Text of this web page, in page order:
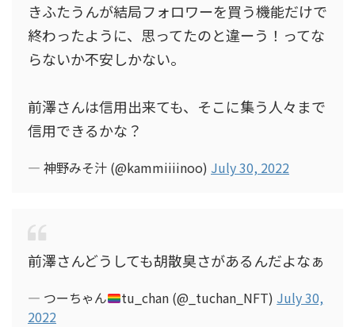
きふたうんが結局フォロワーを買う機能だけで
終わったように、思ってたのと違ーう！ってな
らないか不安しかない。
前澤さんは信用出来ても、そこに集う人々まで
信用できるかな？
— 神野みそ汁 (@kammiiiinoo) July 30, 2022
前澤さんどうしても胡散臭さがあるんだよなぁ
— つーちゃん tu_chan (@_tuchan_NFT) July 30,
2022